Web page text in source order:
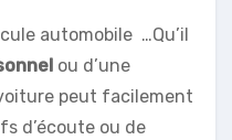
automobile …Qu’il
ou d’une
peut facilement
d’écoute ou de